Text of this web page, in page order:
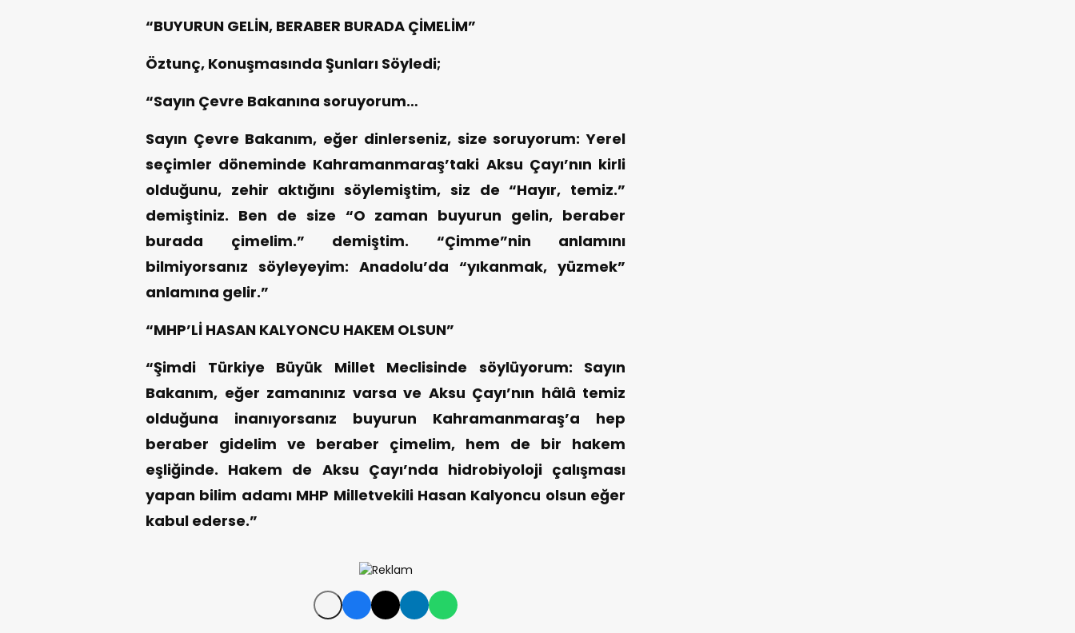
“BUYURUN GELİN, BERABER BURADA ÇİMELİM”
Öztunç, Konuşmasında Şunları Söyledi;
“Sayın Çevre Bakanına soruyorum…
Sayın Çevre Bakanım, eğer dinlerseniz, size soruyorum: Yerel
seçimler döneminde Kahramanmaraş’taki Aksu Çayı’nın kirli
olduğunu, zehir aktığını söylemiştim, siz de “Hayır, temiz.”
demiştiniz. Ben de size “O zaman buyurun gelin, beraber
burada çimelim.” demiştim. “Çimme”nin anlamını
bilmiyorsanız söyleyeyim: Anadolu’da “yıkanmak, yüzmek”
anlamına gelir.”
“MHP’Lİ HASAN KALYONCU HAKEM OLSUN”
“Şimdi Türkiye Büyük Millet Meclisinde söylüyorum: Sayın
Bakanım, eğer zamanınız varsa ve Aksu Çayı’nın hâlâ temiz
olduğuna inanıyorsanız buyurun Kahramanmaraş’a hep
beraber gidelim ve beraber çimelim, hem de bir hakem
eşliğinde. Hakem de Aksu Çayı’nda hidrobiyoloji çalışması
yapan bilim adamı MHP Milletvekili Hasan Kalyoncu olsun eğer
kabul ederse.”